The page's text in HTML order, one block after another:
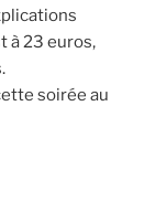
à 23 euros,
soirée au